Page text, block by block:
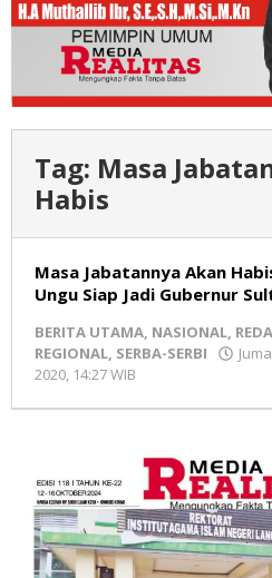
Tag: Masa
Habis
Masa Jabatannya Akan
Ungu Siap Jadi Gubernur
BERITA UTAMA, NASIONAL,
REGIONAL, SERBA-SERBI
2020, 14:27 WIB
MR